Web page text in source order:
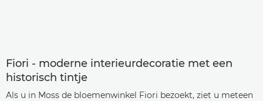
Fiori - moderne interieurdecoratie met een
historisch tintje
Als u in Moss de bloemenwinkel Fiori bezoekt, ziet u meteen